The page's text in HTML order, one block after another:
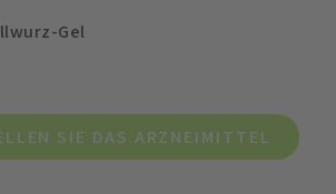
Gel
SIE DAS ARZNEIMITTEL